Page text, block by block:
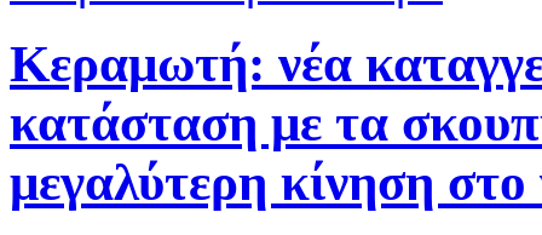
Kεραμωτή: νέα
κατάσταση με τα
μεγαλύτερη κίνηση στο